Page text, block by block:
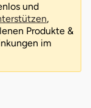
und
,
Produkte &
im